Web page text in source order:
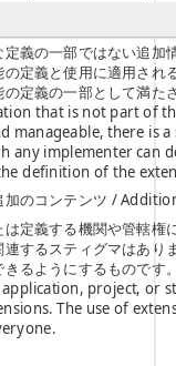
定義の一部ではない追
の定義と使用に適用さ
の定義の一部として満
that is not part of
manageable, there is
any implementer can
definition of the
加のコンテンツ /
定義する機関や管轄
するスティグマはあり
きるようにするもので
application, project, or
The use of